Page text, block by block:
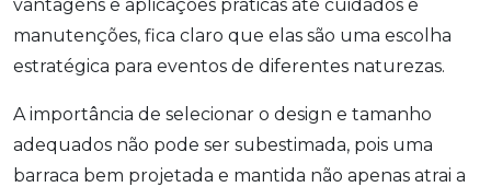
vantagens e aplicações práticas até cuidados e
manutenções, fica claro que elas são uma escolha
estratégica para eventos de diferentes naturezas.
A importância de selecionar o design e tamanho
adequados não pode ser subestimada, pois uma
barraca bem projetada e mantida não apenas atrai a